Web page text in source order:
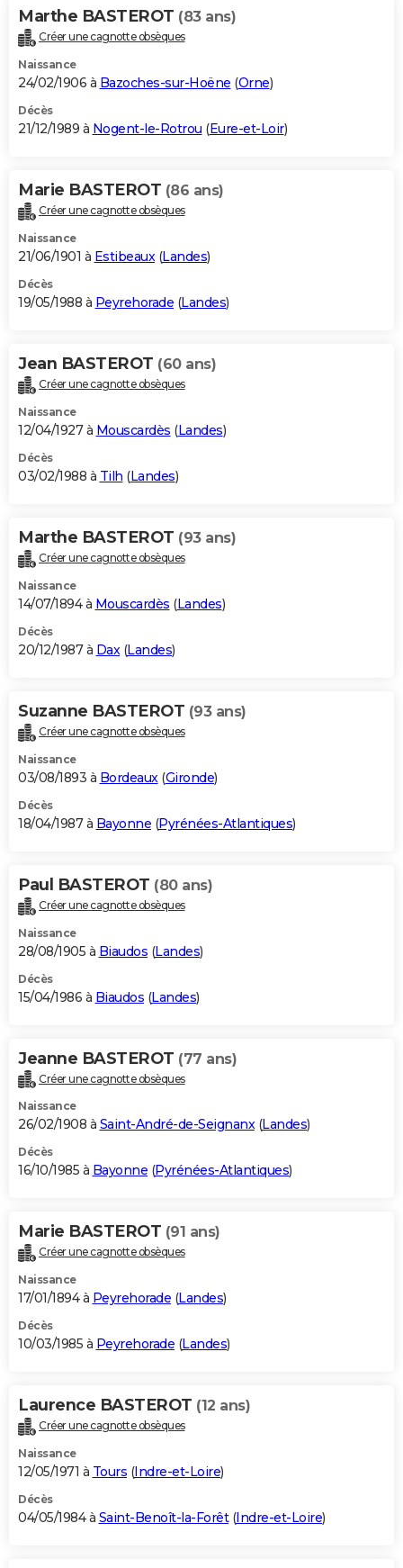
Marthe BASTEROT (83 ans)
Créer une cagnotte obsèques
Naissance
24/02/1906 à Bazoches-sur-Hoëne (Orne)
Décès
21/12/1989 à Nogent-le-Rotrou (Eure-et-Loir)
Marie BASTEROT (86 ans)
Créer une cagnotte obsèques
Naissance
21/06/1901 à Estibeaux(Landes)
Décès
19/05/1988 à Peyrehorade (Landes)
Jean BASTEROT (60 ans)
Créer une cagnotte obsèques
Naissance
12/04/1927 à Mouscardès (Landes)
Décès
03/02/1988 à Tilh (Landes)
Marthe BASTEROT (93 ans)
Créer une cagnotte obsèques
Naissance
14/07/1894 à Mouscardès (Landes)
Décès
20/12/1987 à Dax(Landes)
Suzanne BASTEROT (93 ans)
Créer une cagnotte obsèques
Naissance
03/08/1893 à Bordeaux(Gironde)
Décès
18/04/1987 à Bayonne (Pyrénées-Atlantiques)
Paul BASTEROT (80 ans)
Créer une cagnotte obsèques
Naissance
28/08/1905 à Biaudos (Landes)
Décès
15/04/1986 à Biaudos (Landes)
Jeanne BASTEROT (77 ans)
Créer une cagnotte obsèques
Naissance
26/02/1908 à Saint-André-de-Seignanx(Landes)
Décès
16/10/1985 à Bayonne (Pyrénées-Atlantiques)
Marie BASTEROT (91 ans)
Créer une cagnotte obsèques
Naissance
17/01/1894 à Peyrehorade (Landes)
Décès
10/03/1985 à Peyrehorade (Landes)
Laurence BASTEROT (12 ans)
Créer une cagnotte obsèques
Naissance
12/05/1971 à Tours (Indre-et-Loire)
Décès
04/05/1984 à Saint-Benoît-la-Forêt(Indre-et-Loire)